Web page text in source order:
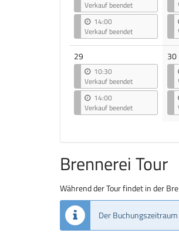
Verkauf beendet
14:00
Verkauf beendet
29
10:30
Verkauf beendet
14:00
Verkauf beendet
30
Brennerei Tour
Während der Tour findet in der
Der